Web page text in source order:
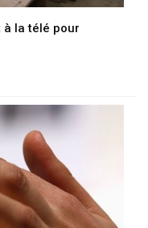
à la télé pour